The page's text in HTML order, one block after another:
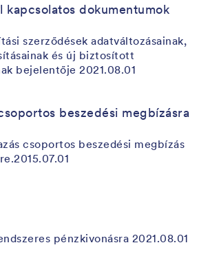
kapcsolatos dokumentumok
szerződések adatváltozásainak,
és új biztosított
bejelentője 2021.08.01
beszedési megbízásra
csoportos beszedési megbízás
pénzkivonásra 2021.08.01